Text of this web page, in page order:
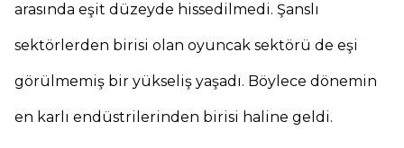
arasında eşit düzeyde hissedilmedi. Şanslı
sektörlerden birisi olan oyuncak sektörü de eşi
görülmemiş bir yükseliş yaşadı. Böylece dönemin
en karlı endüstrilerinden birisi haline geldi.